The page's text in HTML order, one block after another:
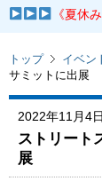
《夏休
トップ イベン
サミットに出展
2022年11月4日
ストリート
展